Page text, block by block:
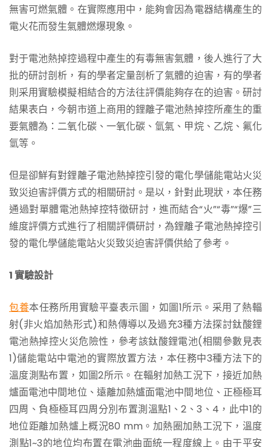
無害可燃氣體。在實際應用中，能夠會因為電器結構產生的
電火花而發生氣體燃爆現象。
對于電池熱掉控過程中產生的有毒無害氣體，後人進行了大
批的研討剖析，有的學者定量剖析了氣體的迫害，有的學者
則采用實驗模擬相結合的方法往評價能夠存在的迫害。研討
結果表白，今朝市道上商用的鋰離子電池熱掉控所產生的重
要氣體為：二氧化碳、一氧化碳、氫氣、甲烷、乙烷、氟化
氫等。
但是卻鮮有對鋰離子電池熱掉控引發的電化學儲能電站火災
致災迫害評價方式的相關研討。是以，針對此現狀，本任務
通過對單體電池熱掉控特徵研討，進而結合“火”“毒”“爆”三
維度評價方式進行了相關評價研討，為鋰離子電池熱掉控引
發的電化學儲能電站火災致災迫害評價供給了參考。
1 實驗設計
包養本任務所用實驗平臺表示圖，如圖1所示。采用了熱輻
射(非火焰加熱形式)和熱傳導以及過充3種方法探討鈦酸鋰
電池熱掉控火災危險性，參考該鈦酸鋰電池(相關參數見表
1)儲能電站中電池的實際放置方法，本任務中3種方法下的
溫度測點布置，如圖2所示。在輻射加熱工況下，接近加熱
爐面電池中間地位、遠離加熱爐面電池中間地位、正極極耳
四周、負極極耳四周分別布置測溫點1、2、3、4，此中1的
地位距離加熱爐上概況80 mm。加熱圈加熱工況下，溫度
測點1~3的地位均布置在電池曲面統一程度線上。由于平安